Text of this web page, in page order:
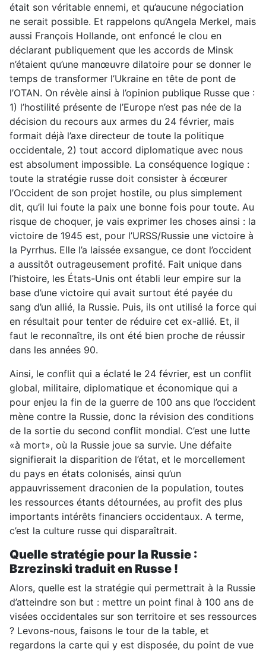
était son véritable ennemi, et qu’aucune négociation
ne serait possible. Et rappelons qu’Angela Merkel, mais
aussi François Hollande, ont enfoncé le clou en
déclarant publiquement que les accords de Minsk
n’étaient qu’une manœuvre dilatoire pour se donner le
temps de transformer l’Ukraine en tête de pont de
l’OTAN. On révèle ainsi à l’opinion publique Russe que :
1) l’hostilité présente de l’Europe n’est pas née de la
décision du recours aux armes du 24 février, mais
formait déjà l’axe directeur de toute la politique
occidentale, 2) tout accord diplomatique avec nous
est absolument impossible. La conséquence logique :
toute la stratégie russe doit consister à écœurer
l’Occident de son projet hostile, ou plus simplement
dit, qu’il lui foute la paix une bonne fois pour toute. Au
risque de choquer, je vais exprimer les choses ainsi : la
victoire de 1945 est, pour l’URSS/Russie une victoire à
la Pyrrhus. Elle l’a laissée exsangue, ce dont l’occident
a aussitôt outrageusement profité. Fait unique dans
l’histoire, les États-Unis ont établi leur empire sur la
base d’une victoire qui avait surtout été payée du
sang d’un allié, la Russie. Puis, ils ont utilisé la force qui
en résultait pour tenter de réduire cet ex-allié. Et, il
faut le reconnaître, ils ont été bien proche de réussir
dans les années 90.
Ainsi, le conflit qui a éclaté le 24 février, est un conflit
global, militaire, diplomatique et économique qui a
pour enjeu la fin de la guerre de 100 ans que l’occident
mène contre la Russie, donc la révision des conditions
de la sortie du second conflit mondial. C’est une lutte
«à mort», où la Russie joue sa survie. Une défaite
signifierait la disparition de l’état, et le morcellement
du pays en états colonisés, ainsi qu’un
appauvrissement draconien de la population, toutes
les ressources étants détournées, au profit des plus
importants intérêts financiers occidentaux. A terme,
c’est la culture russe qui disparaîtrait.
Quelle stratégie pour la Russie :
Bzrezinski traduit en Russe !
Alors, quelle est la stratégie qui permettrait à la Russie
d’atteindre son but : mettre un point final à 100 ans de
visées occidentales sur son territoire et ses ressources
? Levons-nous, faisons le tour de la table, et
regardons la carte qui y est disposée, du point de vue